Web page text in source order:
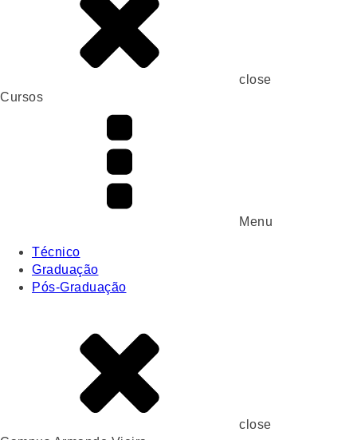
close
Cursos
Menu
Técnico
Graduação
Pós-Graduação
close